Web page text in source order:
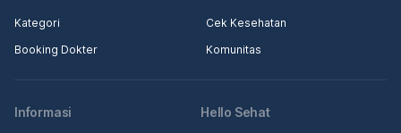
Kategori
Cek Kesehatan
Booking Dokter
Komunitas
Informasi Hello Sehat